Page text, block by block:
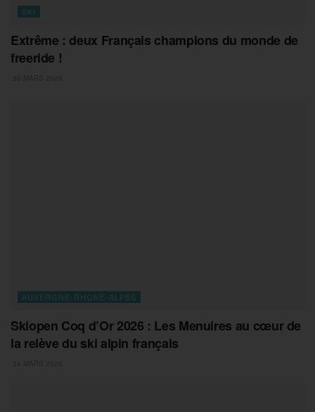
SKI
Extrême : deux Français champions du monde de
freeride !
AUVERGNE-RHONE-ALPES
Skiopen Coq d’Or 2026 : Les Menuires au cœur de
la relève du ski alpin français